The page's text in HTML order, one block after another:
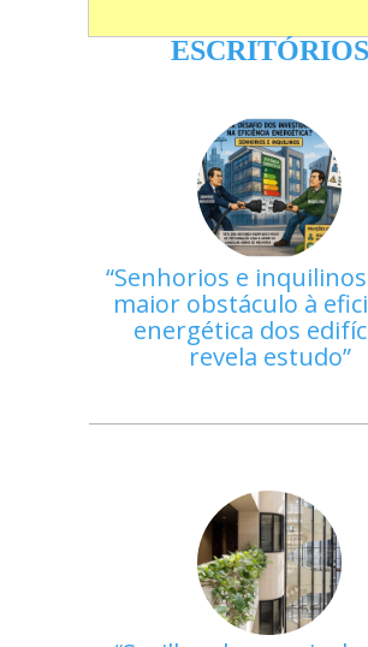
ESCRITÓRIOS
Senhorios e
maior obstáculo à
energética dos
revela estudo